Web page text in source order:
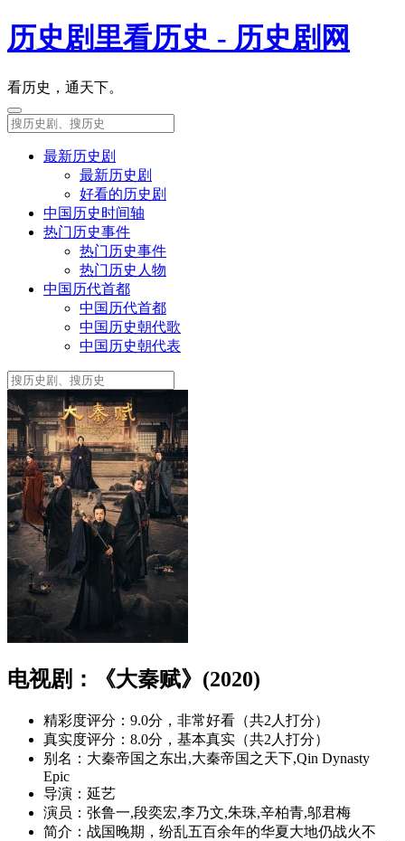
历史剧里看历史 - 历史剧网
看历史，通天下。
最新历史剧
最新历史剧
好看的历史剧
中国历史时间轴
热门历史事件
热门历史事件
热门历史人物
中国历代首都
中国历代首都
中国历史朝代歌
中国历史朝代表
电视剧：《大秦赋》(2020)
精彩度评分： 9.0分，非常好看（共2人打分）
真实度评分： 8.0分，基本真实（共2人打分）
别名： 大秦帝国之东出,大秦帝国之天下,Qin Dynasty
Epic
导演： 延艺
演员： 张鲁一,段奕宏,李乃文,朱珠,辛柏青,邬君梅
简介： 战国晚期，纷乱五百余年的华夏大地仍战火不